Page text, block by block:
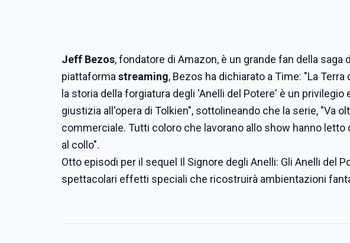
Jeff Bezos, fondatore di Amazon, è un grande fan della saga
piattaformastreaming, Bezos ha dichiarato a Time: "La
la storia della forgiatura degli 'Anelli del Potere' è un
giustizia all'opera di Tolkien", sottolineando che la serie, "Va
commerciale. Tutti coloro che lavorano allo show hanno
al collo".
Otto episodi per il sequel Il Signore degli Anelli: Gli Anelli del
spettacolari effetti speciali che ricostruirà ambientazioni